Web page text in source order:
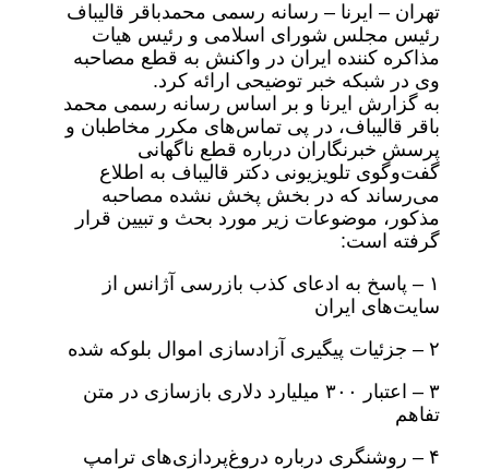
تهران – ایرنا – رسانه رسمی محمدباقر قالیباف
رئیس مجلس شورای اسلامی و رئیس هیات
مذاکره کننده ایران در واکنش به قطع مصاحبه
وی در شبکه خبر توضیحی ارائه کرد.
به گزارش ایرنا و بر اساس رسانه رسمی محمد
باقر قالیباف، در پی تماس‌های مکرر مخاطبان و
پرسش خبرنگاران درباره قطع ناگهانی
گفت‌وگوی تلویزیونی دکتر قالیباف به اطلاع
‌می‌رساند که در بخش پخش نشده مصاحبه
مذکور، موضوعات زیر مورد بحث و تبیین قرار
گرفته است:
۱ – پاسخ به ادعای کذب بازرسی آژانس از
سایت‌های ایران
۲ – جزئیات پیگیری آزادسازی اموال بلوکه شده
۳ – اعتبار ۳۰۰ میلیارد دلاری بازسازی در متن
تفاهم
۴ – روشنگری درباره دروغ‌پردازی‌های ترامپ